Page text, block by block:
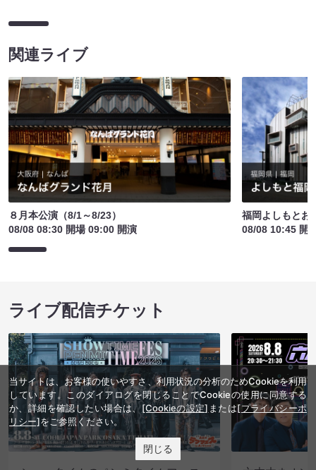
関連ライブ
８月本公演（8/1～8/23）
08/08 08:30 開場 09:00 開演
福岡よしもとお
08/08 10:45 開
ライブ配信チケット
当サイトは、お客様の使いやすさ、利用状況の分析のためCookieを利用
しています。このダイアログを閉じることでCookieの使用に同意する
か、詳細を確認したい場合は、[Cookieの設定] または[プライバシーポ
リシー]をご参照ください。
閉じる